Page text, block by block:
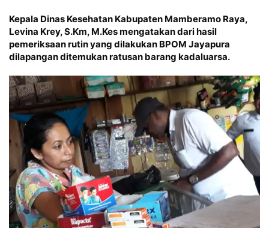
Kepala Dinas Kesehatan Kabupaten Mamberamo Raya,
Levina Krey, S.Km, M.Kes mengatakan dari hasil
pemeriksaan rutin yang dilakukan BPOM Jayapura
dilapangan ditemukan ratusan barang kadaluarsa.